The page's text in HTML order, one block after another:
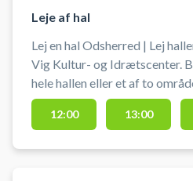
Leje af hal
Lej en hal Odsherred | Lej
Vig Kultur- og Idrætscenter.
hele hallen eller et af to
hallen og spil bl.a. indendørs
fodbold uden bander (futsal),
12:00 13:00